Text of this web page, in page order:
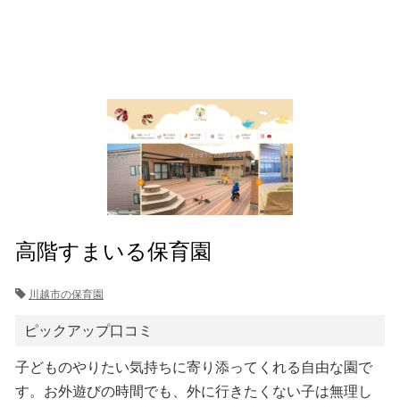
高階すまいる保育園
川越市の保育園
ピックアップ口コミ
子どものやりたい気持ちに寄り添ってくれる自由な園で
す。お外遊びの時間でも、外に行きたくない子は無理し